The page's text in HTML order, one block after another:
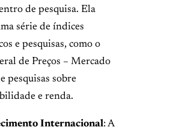
de pesquisa. Ela
série de índices
e pesquisas, como o
de Preços – Mercado
pesquisas sobre
e renda.
Internacional: A